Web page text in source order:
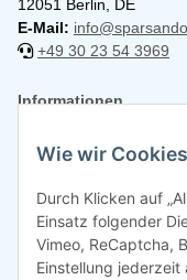
12051 Berlin, DE
E-Mail:
+49 30 23 54 3969
Informationen
Rechtliches
Wie wir
Durch Klicken auf
Einsatz folgender
Vimeo, ReCaptcha,
Einstellung